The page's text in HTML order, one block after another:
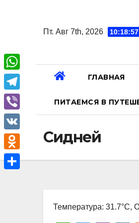
содержанию
Пт. Авг 7th, 2026
ГЛАВНАЯ
ПИТАЕМСЯ В
Сидней
Температура: 31.7°C,
W
h
a
A
T
e
l
e
g
V
i
b
e
V
K
O